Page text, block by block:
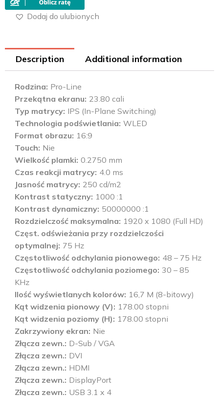
Dodaj do ulubionych
Description Additional information
Rodzina Pro-Line
Przekątna ekranu 23.80 cali
Typ matrycy IPS (In-Plane Switching)
Technologia podświetlania WLED
Format obrazu 16:9
Touch Nie
Wielkość plamki 0.2750 mm
Czas reakcji matrycy 4.0 ms
Jasność matrycy 250 cd/m2
Kontrast statyczny 1000 :1
Kontrast dynamiczny 50000000 :1
Rozdzielczość maksymalna 1920 x 1080 (Full HD)
Częst. odświeżania przy rozdzielczości
optymalnej 75 Hz
Częstotliwość odchylania pionowego 48 – 75 Hz
Częstotliwość odchylania poziomego 30 – 85
KHz
Ilość wyświetlanych kolorów 16,7 M (8-bitowy)
Kąt widzenia pionowy (V)
178.00 stopni
Kąt widzenia poziomy (H)
178.00 stopni
Zakrzywiony ekran Nie
Złącza zewn. D-Sub / VGA
Złącza zewn. DVI
Złącza zewn. HDMI
Złącza zewn. DisplayPort
Złącza zewn. USB 3.1 x 4